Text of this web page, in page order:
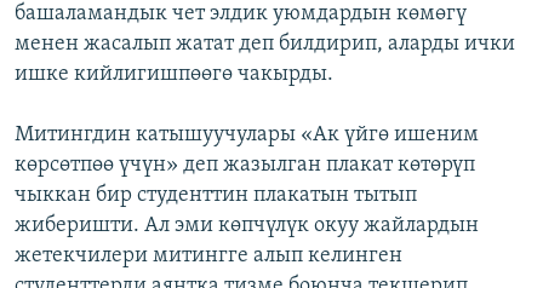
башаламандык чет элдик уюмдардын көмөгү
менен жасалып жатат деп билдирип, аларды ички
ишке кийлигишпөөгө чакырды.
Митингдин катышуучулары «Ак үйгө ишеним
көрсөтпөө үчүн» деп жазылган плакат көтөрүп
чыккан бир студенттин плакатын тытып
жиберишти. Ал эми көпчүлүк окуу жайлардын
жетекчилери митингге алып келинген